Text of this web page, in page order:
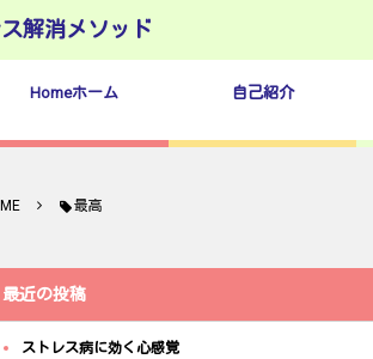
解消メソッド
Homeホーム 自己紹介
最高
最近の投稿
ストレス病に効く心感覚